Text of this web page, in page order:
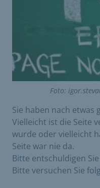
Foto:
Sie haben nach etwas
Vielleicht ist die Seite
wurde oder vielleicht
Seite war nie da.
Bitte entschuldigen
Bitte versuchen Sie